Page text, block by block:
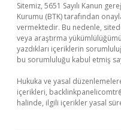
Sitemiz, 5651 Sayılı Kanun
Kurumu (BTK) tarafından
vermektedir. Bu nedenle,
veya araştırma
yazdıkları içeriklerin
bu sorumluluğu kabul etmiş
Hukuka ve yasal
içerikleri,
halinde, ilgili içerikler yasal